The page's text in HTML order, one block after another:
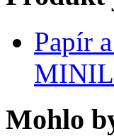
Papír
Mohlo